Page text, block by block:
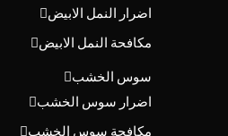
اضرار النمل الابيض
مكافحة النمل الابيض
سوس الخشب
اضرار سوس الخشب
مكافحة سوس الخشب